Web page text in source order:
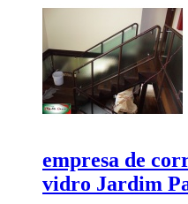
empresa de
vidro Jardim